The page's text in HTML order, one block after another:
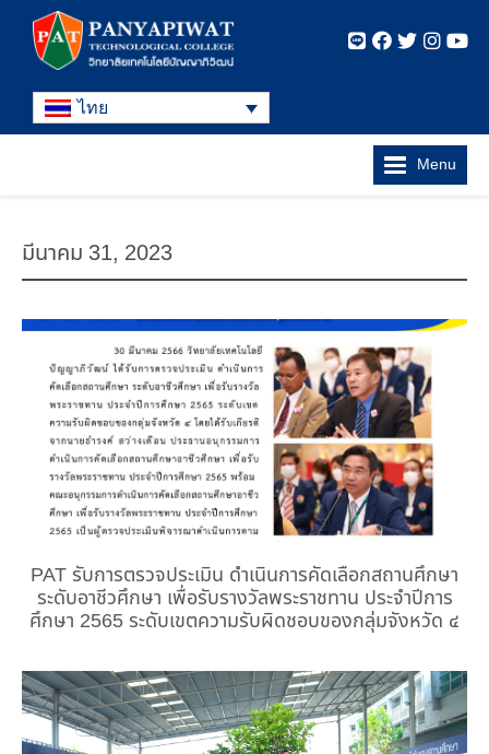
ไทย
Menu
มีนาคม 31, 2023
PAT รับการตรวจประเมิน ดำเนินการคัดเลือกสถานศึกษา
ระดับอาชีวศึกษา เพื่อรับรางวัลพระราชทาน ประจำปีการ
ศึกษา 2565 ระดับเขตความรับผิดชอบของกลุ่มจังหวัด ๔